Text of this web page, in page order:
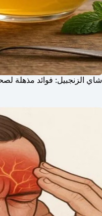
شاي الزنجبيل: فوائد مذهلة